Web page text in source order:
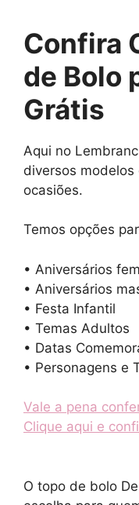
Confira
de Bolo
Grátis
Aqui no
diversos
ocasiões.
Temos opções
• Aniversários
• Aniversários
• Festa Infantil
• Temas Adultos
• Datas
• Personagens e
Vale a pena
Clique aqui e
O topo de bolo